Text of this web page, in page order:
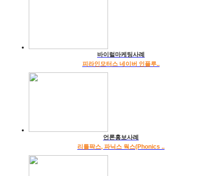
바이럴마케팅사례
피라인모터스 네이버 인플루..
언론홍보사례
리틀팍스, 파닉스 웍스(Phonics ..